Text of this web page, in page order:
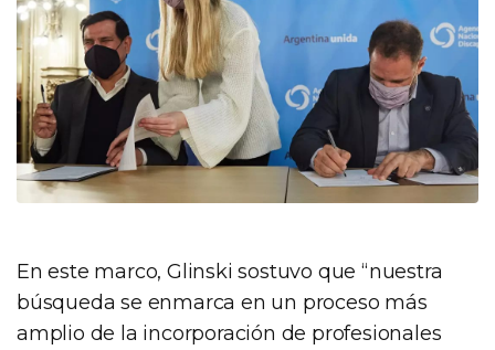
En este marco, Glinski sostuvo que “nuestra
búsqueda se enmarca en un proceso más
amplio de la incorporación de profesionales